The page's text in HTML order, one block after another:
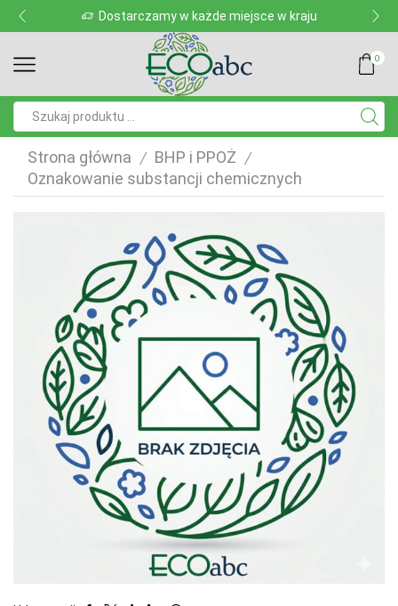
Dostarczamy w każde miejsce w kraju
0
Strona główna / BHP i PPOŻ /
Oznakowanie substancji chemicznych